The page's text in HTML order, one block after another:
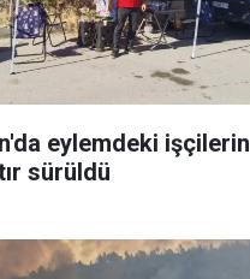
eylemdeki işçilerin
sürüldü